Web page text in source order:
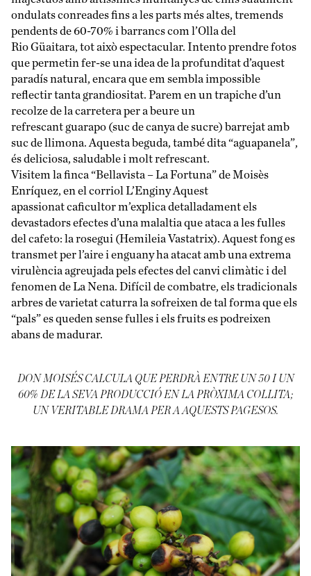
ondulats conreades fins a les parts més altes, tremends
pendents de 60-70% i barrancs com l’Olla del
Rio Güaitara, tot això espectacular. Intento prendre fotos
que permetin fer-se una idea de la profunditat d’aquest
paradís natural, encara que em sembla impossible
reflectir tanta grandiositat. Parem en un trapiche d’un
recolze de la carretera per a beure un
refrescant guarapo (suc de canya de sucre) barrejat amb
suc de llimona. Aquesta beguda, també dita “aguapanela”,
és deliciosa, saludable i molt refrescant.
Visitem la finca “Bellavista – La Fortuna” de Moisès
Enríquez, en el corriol L’Enginy Aquest
apassionat caficultor m’explica detalladament els
devastadors efectes d’una malaltia que ataca a les fulles
del cafeto: la rosegui (Hemileia Vastatrix). Aquest fong es
transmet per l’aire i enguany ha atacat amb una extrema
virulència agreujada pels efectes del canvi climàtic i del
fenomen de La Nena. Difícil de combatre, els tradicionals
arbres de varietat caturra la sofreixen de tal forma que els
“pals” es queden sense fulles i els fruits es podreixen
abans de madurar.
DON MOISÉS CALCULA QUE PERDRÀ ENTRE UN 50 I UN
60% DE LA SEVA PRODUCCIÓ EN LA PRÒXIMA COLLITA;
UN VERITABLE DRAMA PER A AQUESTS PAGESOS.